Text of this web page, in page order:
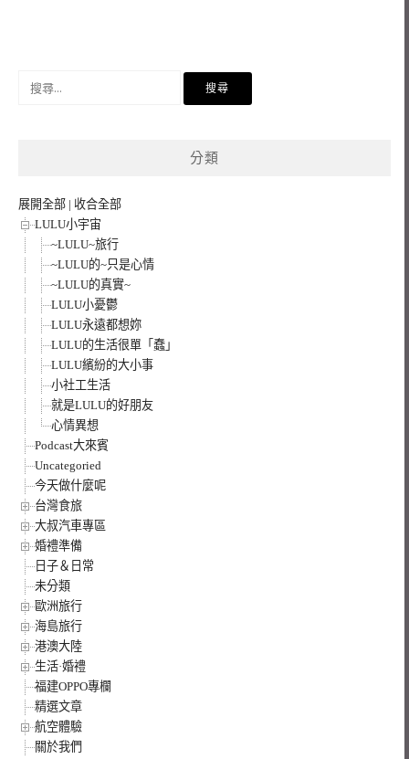
分類
展開全部 | 收合全部
LULU小宇宙
~LULU~旅行
~LULU的~只是心情
~LULU的真實~
LULU小憂鬱
LULU永遠都想妳
LULU的生活很單「蠢」
LULU繽紛的大小事
小社工生活
就是LULU的好朋友
心情異想
Podcast大來賓
Uncategoried
今天做什麼呢
台灣食旅
大叔汽車專區
婚禮準備
日子＆日常
未分類
歐洲旅行
海島旅行
港澳大陸
生活·婚禮
福建OPPO專欄
精選文章
航空體驗
關於我們